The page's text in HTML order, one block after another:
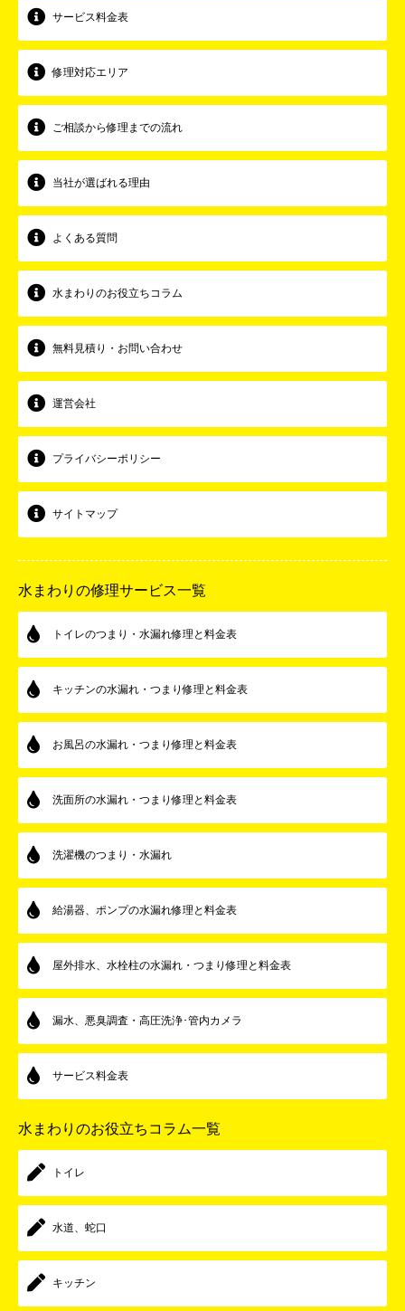
サービス料金表
修理対応エリア
ご相談から修理までの流れ
当社が選ばれる理由
よくある質問
水まわりのお役立ちコラム
無料見積り・お問い合わせ
運営会社
プライバシーポリシー
サイトマップ
水まわりの修理サービス一覧
トイレのつまり・水漏れ修理と料金表
キッチンの水漏れ・つまり修理と料金表
お風呂の水漏れ・つまり修理と料金表
洗面所の水漏れ・つまり修理と料金表
洗濯機のつまり・水漏れ
給湯器、ポンプの水漏れ修理と料金表
屋外排水、水栓柱の水漏れ・つまり修理と料金表
漏水、悪臭調査・高圧洗浄･管内カメラ
サービス料金表
水まわりのお役立ちコラム一覧
トイレ
水道、蛇口
キッチン